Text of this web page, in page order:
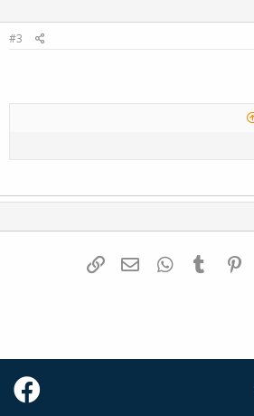
#3
Reddit
Pinterest
Tumblr
WhatsAppדואר אלקטרוני